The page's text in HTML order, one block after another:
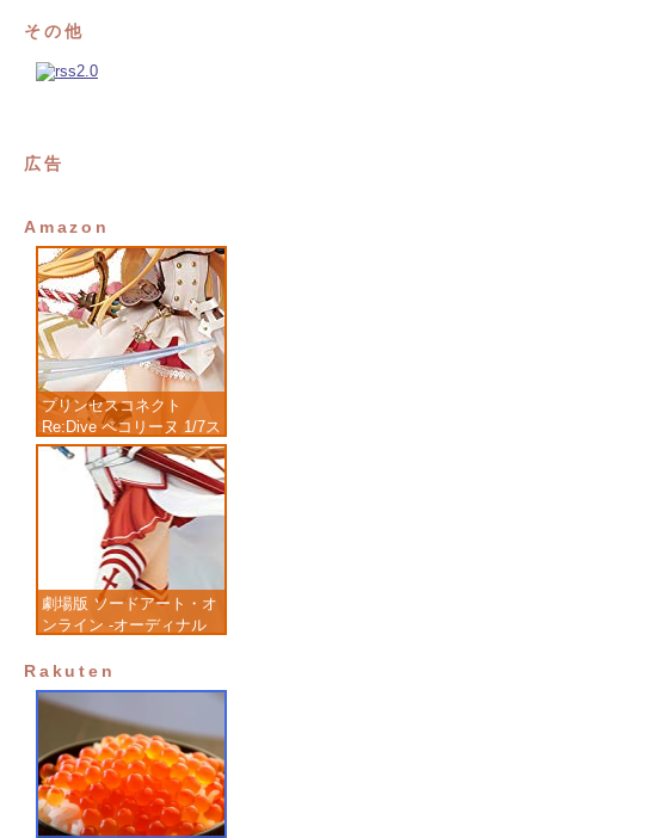
その他
広告
Amazon
プリンセスコネクト
Re:Dive ペコリーヌ 1/7ス
ケール 塗装済み完成品フ
ィギュア
劇場版 ソードアート・オ
ンライン -オーディナル
成品フィギュア
Rakuten